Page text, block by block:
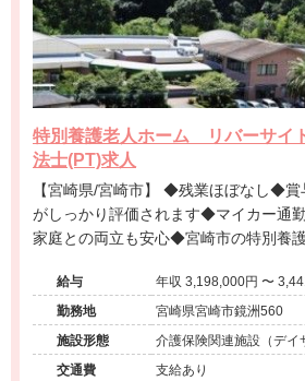
特別養護老人ホーム リバーサイ
法士(PT)求人
【宮崎県/宮崎市】 ◆残業ほぼなし◆賞与4.2ヶ月分で頑張り
がしっかり評価されます◆マイカー通
家庭との両立も安心◆宮崎市の特別養
給与
年収
勤務地
宮崎県宮崎市鏡洲560
施設形態
介護保険関連施設（デイ
ーム）
交通費 支給あり